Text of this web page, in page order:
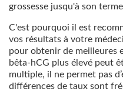
grossesse jusqu'à son
C'est pourquoi il est
vos résultats à votre
pour obtenir de meilleures
bêta-hCG plus élevé peut
multiple, il ne permet pas
différences de taux sont